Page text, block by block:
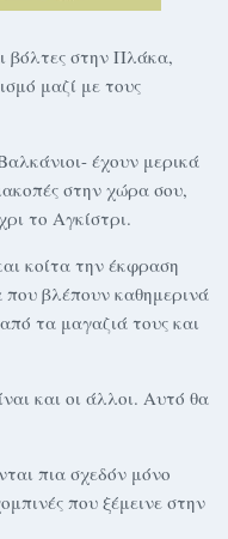
βόλτες στην Πλάκα,
μαζί με τους
έχουν μερικά
στην χώρα σου,
το Αγκίστρι.
κοίτα την έκφραση
βλέπουν καθημερινά
τα μαγαζιά τους και
και οι άλλοι. Αυτό θα
πια σχεδόν μόνο
που ξέμεινε στην